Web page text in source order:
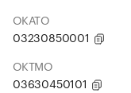
ОКАТО
03230850001
ОКТМО
03630450101